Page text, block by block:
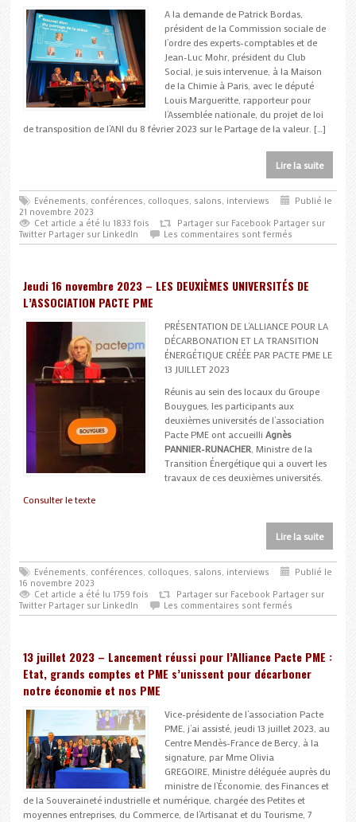
A la demande de Patrick Bordas,
président de la Commission sociale de
l’ordre des experts-comptables et de
Jean-Luc Mohr, président du Club
Social, je suis intervenue, à la Maison
de la Chimie à Paris, avec le député
Louis Margueritte, rapporteur pour
l’Assemblée nationale, du projet de loi
de transposition de l’ANI du 8 février 2023 sur le Partage de la valeur. […]
Lire la suite
Evénements, conférences, colloques, salons, interviews
Publié le
21 novembre 2023
Cet article a été lu 1833 fois
Partager sur Facebook Partager sur
Twitter Partager sur LinkedIn Les commentaires sont fermés
Jeudi 16 novembre 2023 – LES DEUXIÈMES UNIVERSITÉS DE
L’ASSOCIATION PACTE PME
PRÉSENTATION DE L’ALLIANCE POUR LA
DÉCARBONATION ET LA TRANSITION
ÉNERGÉTIQUE CRÉÉE PAR PACTE PME LE
13 JUILLET 2023
Réunis au sein des locaux du Groupe
Bouygues, les participants aux
deuxièmes universités de l’association
Pacte PME ont accueilli Agnès
PANNIER-RUNACHER, Ministre de la
Transition Énergétique qui a ouvert les
travaux de ces deuxièmes universités.
Consulter le texte
Lire la suite
Evénements, conférences, colloques, salons, interviews
Publié le
16 novembre 2023
Cet article a été lu 1759 fois
Partager sur Facebook Partager sur
Twitter Partager sur LinkedIn Les commentaires sont fermés
13 juillet 2023 – Lancement réussi pour l’Alliance Pacte PME :
Etat, grands comptes et PME s’unissent pour décarboner
notre économie et nos PME
Vice-présidente de l’association Pacte
PME, j’ai assisté, jeudi 13 juillet 2023, au
Centre Mendès-France de Bercy, à la
signature, par Mme Olivia
GREGOIRE, Ministre déléguée auprès du
ministre de l’Économie, des Finances et
de la Souveraineté industrielle et numérique, chargée des Petites et
moyennes entreprises, du Commerce, de l’Artisanat et du Tourisme, 7